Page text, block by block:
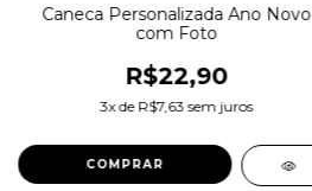
Caneca Personalizada Ano Novo
com Foto
R$22,90
3x de R$7,63 sem juros